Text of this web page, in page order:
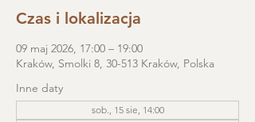
Czas i lokalizacja
09 maj 2026, 17:00 – 19:00
Kraków, Smolki 8, 30-513 Kraków, Polska
Inne daty
sob., 15 sie, 14:00